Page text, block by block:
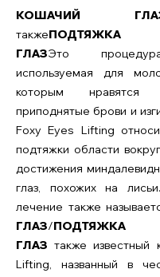
КОШАЧИЙ
такжеПОДТЯЖКА
ГЛАЗЭто
используемая для
которым нравятся
приподнятые брови и
Foxy Eyes Lifting
подтяжки области
достижения
глаз, похожих на лисьи.
лечение также
ГЛАЗ/ПОДТЯЖКА
ГЛАЗ также известный
Lifting, названный в